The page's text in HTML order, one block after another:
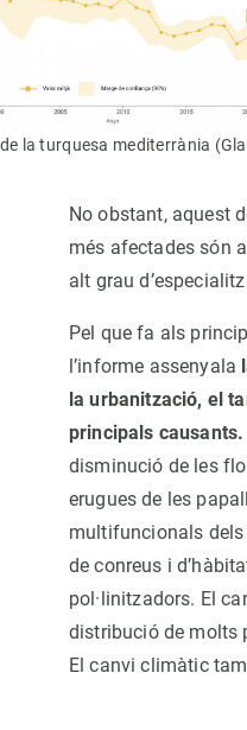
la turquesa mediterrània
No obstant, aquest
més afectades són
alt grau
Pel que fa als
l’informe assenyala
la urbanització, el
principals causants.
disminució de les
erugues de les
multifuncionals
de conreus i
pol·linitzadors. El
distribució de molts
El canvi climàtic